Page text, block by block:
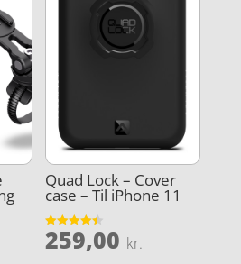
Quad Lock – Cover
case – Til iPhone 11
Vurderet
4.5
259,00 kr.